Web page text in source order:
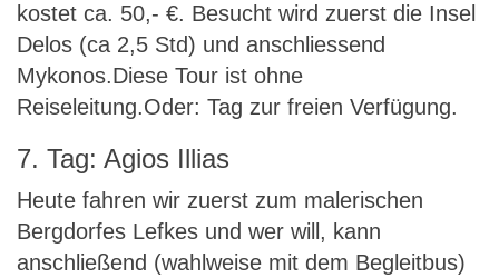
kostet ca. 50,- €. Besucht wird zuerst die Insel
Delos (ca 2,5 Std) und anschliessend
Mykonos.Diese Tour ist ohne
Reiseleitung.Oder: Tag zur freien Verfügung.
7. Tag: Agios Illias
Heute fahren wir zuerst zum malerischen
Bergdorfes Lefkes und wer will, kann
anschließend (wahlweise mit dem Begleitbus)